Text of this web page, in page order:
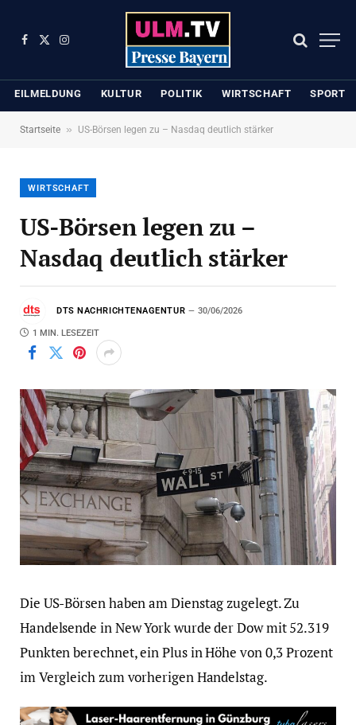
Facebook
X
Instagram
EILMELDUNG KULTUR POLITIK WIRTSCHAFT SPORT
Startseite » US-Börsen legen zu – Nasdaq deutlich stärker
WIRTSCHAFT
US-Börsen legen zu –
Nasdaq deutlich stärker
DTS NACHRICHTENAGENTUR 30/06/2026
1 MIN. LESEZEIT
Die US-Börsen haben am Dienstag zugelegt. Zu
Handelsende in New York wurde der Dow mit 52.319
Punkten berechnet, ein Plus in Höhe von 0,3 Prozent
im Vergleich zum vorherigen Handelstag.